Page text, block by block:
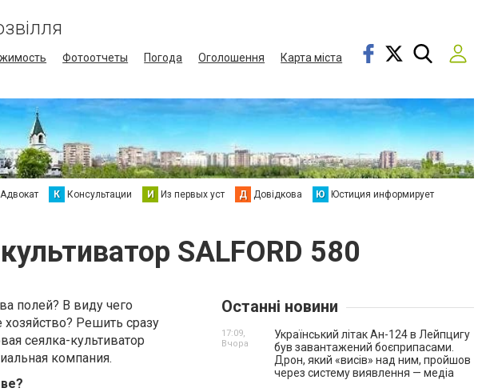
Фотоотчеты Погода Оголошення
Карта міста
Адвокат К Консультации И Из первых уст Д Довідкова Ю Юстиция информирует
SALFORD 580
полей? В виду чего
Решить сразу
сеялка-культиватор
компания.
Останні новини
Український літак Ан-124 в Лейпцигу
був завантажений боєприпасами.
Дрон, який «висів» над ним, пройшов
через систему виявлення — медіа
17:09,
Вчора